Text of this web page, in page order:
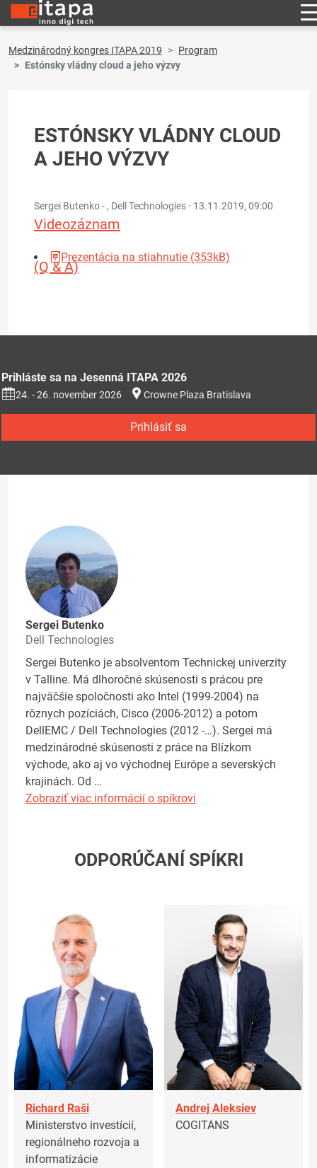
Medzinárodný kongres ITAPA 2019
Program
Estónsky vládny cloud a jeho výzvy
ESTÓNSKY VLÁDNY CLOUD
A JEHO VÝZVY
Sergei Butenko - , Dell Technologies · 13.11.2019, 09:00
Videozáznam
(Q & A)
Prezentácia na stiahnutie (353kB)
Prihláste sa na Jesenná ITAPA 2026
24. - 26. november 2026 Crowne Plaza Bratislava
Prihlásiť sa
Sergei Butenko
Dell Technologies
Sergei Butenko je absolventom Technickej univerzity
v Talline. Má dlhoročné skúsenosti s prácou pre
najväčšie spoločnosti ako Intel (1999-2004) na
rôznych pozíciách, Cisco (2006-2012) a potom
DellEMC / Dell Technologies (2012 -…). Sergei má
medzinárodné skúsenosti z práce na Blízkom
východe, ako aj vo východnej Európe a severských
krajinách. Od …
Zobraziť viac informácií o spíkrovi
ODPORÚČANÍ SPÍKRI
Richard Raši
Ministerstvo investícií,
regionálneho rozvoja a
informatizácie
Andrej Aleksiev
COGITANS